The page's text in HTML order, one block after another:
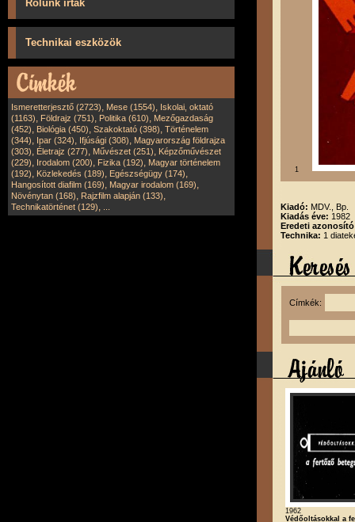
Rólunk írták
Technikai eszközök
Ismeretterjesztő (2723), Mese (1554), Iskolai, oktató
(1163), Földrajz (751), Politika (610), Mezőgazdaság
(452), Biológia (450), Szakoktató (398), Történelem
(344), Ipar (324), Ifjúsági (308), Magyarország földrajza
(303), Életrajz (277), Művészet (251), Képzőművészet
(229), Irodalom (200), Fizika (192), Magyar történelem
(192), Közlekedés (189), Egészségügy (174),
Hangosított diafilm (169), Magyar irodalom (169),
Növénytan (168), Rajzfilm alapján (133),
Technikatörténet (129),
1
Kiadó: MDV., Bp.
Kiadás éve: 1982
Eredeti
Technika: 1
Címkék:
1962
Védőoltásokkal a